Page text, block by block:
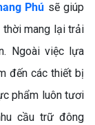
Phú sẽ giúp
mang lại trải
Ngoài việc lựa
đến các thiết bị
phẩm luôn tươi
cầu trữ đông